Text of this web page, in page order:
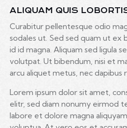
ALIQUAM QUIS
Curabitur pellentesque odio
sodales ut. Sed sed quam ut ex
id id magna. Aliquam sed ligula
volutpat. Ut bibendum, nisi et
arcu aliquet metus, nec dapibus
Lorem ipsum dolor sit amet,
elitr, sed diam nonumy eirmod
labore et dolore magna